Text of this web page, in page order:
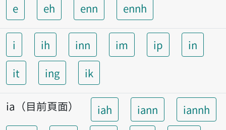
e eh enn ennh
i ih inn im ip
in
it
ing ik
ia（目前頁面） iah iann
iannh